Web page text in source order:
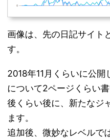
画像は、先の日記サイト
す。
2018年11月くらいに公
について2ページくらい
後くらい後に、新たなジ
ます。
追加後、微妙なレベルで